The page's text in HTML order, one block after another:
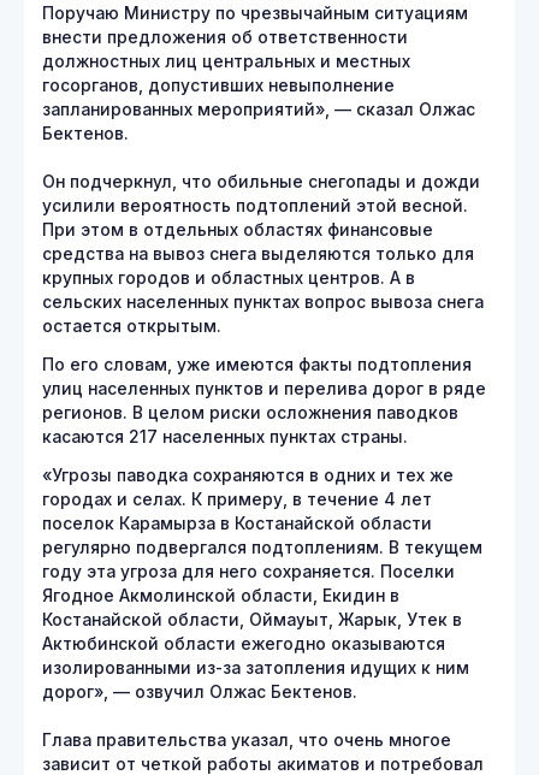
Поручаю Министру по чрезвычайным ситуациям
внести предложения об ответственности
должностных лиц центральных и местных
госорганов, допустивших невыполнение
запланированных мероприятий», — сказал Олжас
Бектенов.
Он подчеркнул, что обильные снегопады и дожди
усилили вероятность подтоплений этой весной.
При этом в отдельных областях финансовые
средства на вывоз снега выделяются только для
крупных городов и областных центров. А в
сельских населенных пунктах вопрос вывоза снега
остается открытым.
По его словам, уже имеются факты подтопления
улиц населенных пунктов и перелива дорог в ряде
регионов. В целом риски осложнения паводков
касаются 217 населенных пунктах страны.
«Угрозы паводка сохраняются в одних и тех же
городах и селах. К примеру, в течение 4 лет
поселок Карамырза в Костанайской области
регулярно подвергался подтоплениям. В текущем
году эта угроза для него сохраняется. Поселки
Ягодное Акмолинской области, Екидин в
Костанайской области, Оймауыт, Жарык, Утек в
Актюбинской области ежегодно оказываются
изолированными из-за затопления идущих к ним
дорог», — озвучил Олжас Бектенов.
Глава правительства указал, что очень многое
зависит от четкой работы акиматов и потребовал